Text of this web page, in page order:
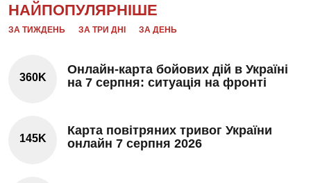
НАЙПОПУЛЯРНІШЕ
ЗА ТИЖДЕНЬ ЗА ТРИ ДНІ ЗА ДЕНЬ
360K
Онлайн-карта бойових дій в Україні
на 7 серпня: ситуація на фронті
145K
Карта повітряних тривог України
онлайн 7 серпня 2026